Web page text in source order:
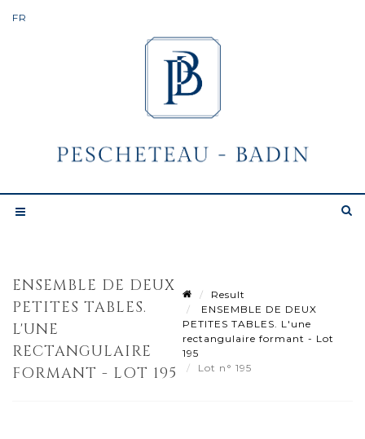
ENSEMBLE DE DEUX
PETITES TABLES.
L'UNE
RECTANGULAIRE
FORMANT - LOT 195
Result
ENSEMBLE DE DEUX
PETITES TABLES. L'une
rectangulaire formant - Lot
195
Lot n° 195